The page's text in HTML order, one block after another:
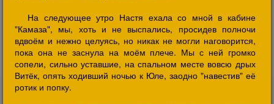
На следующее утро Настя ехала со мной в кабине
"Камаза", мы, хоть и не выспались, просидев полночи
вдвоём и нежно целуясь, но никак не могли наговорится,
пока она не заснула на моём плече. Мы с ней громко
сопели, сильно уставшие, на спальном месте вовсю дрых
Витёк, опять ходивший ночью к Юле, заодно "навестив" её
ротик и попку.